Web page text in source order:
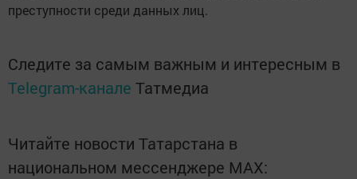
преступности среди данных лиц.
Следите за самым важным и интересным в
Telegram-канале Татмедиа
Читайте новости Татарстана в
национальном мессенджере MАХ: